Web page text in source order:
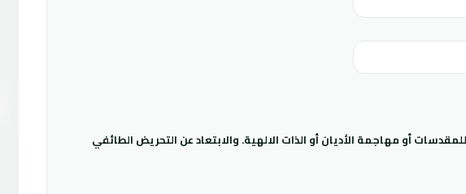
أو مهاجمة الأديان أو الذات الالهية. والابتعاد عن التحريض الطائفي